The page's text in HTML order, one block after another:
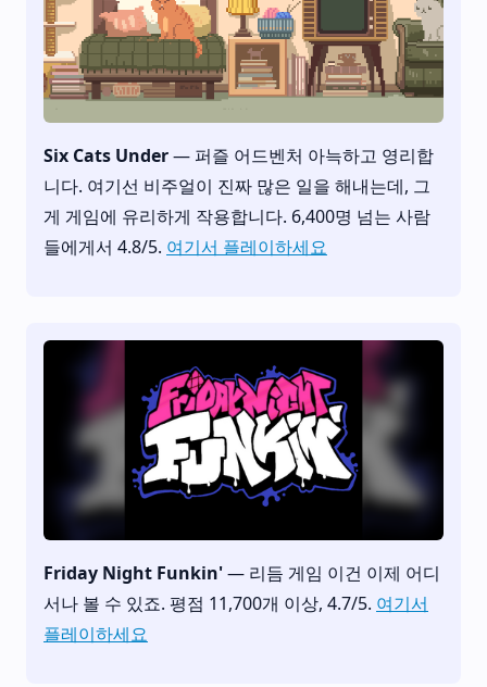
Six Cats Under— 퍼즐 어드벤처 아늑하고 영리합
니다. 여기선 비주얼이 진짜 많은 일을 해내는데, 그
게 게임에 유리하게 작용합니다. 6,400명 넘는 사람
들에게서 4.8/5. 여기서 플레이하세요
Friday Night Funkin'— 리듬 게임 이건 이제 어디
서나 볼 수 있죠. 평점 11,700개 이상, 4.7/5. 여기서
플레이하세요